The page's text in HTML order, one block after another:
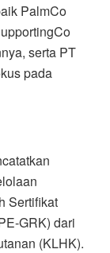
PalmCo
serta PT
pada
Sertifikat
GRK) dari
(KLHK).